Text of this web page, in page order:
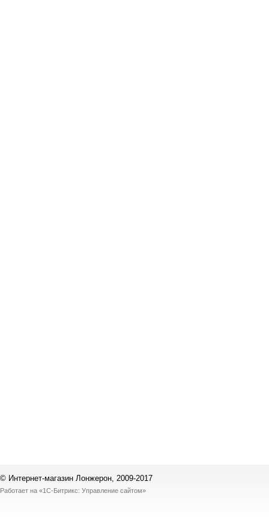
© Интернет-магазин Лонжерон, 2009-2017
Работает на «1С-Битрикс: Управление сайтом»